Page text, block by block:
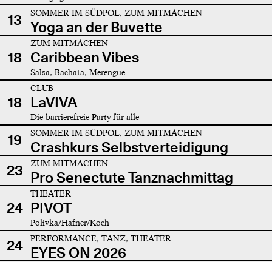
13 SOMMER IM SÜDPOL, ZUM MITMACHEN
Yoga an der Buvette
18
ZUM MITMACHEN
Caribbean Vibes
Salsa, Bachata, Merengue
18
CLUB
LaVIVA
Die barrierefreie Party für alle
19 SOMMER IM SÜDPOL, ZUM MITMACHEN
Crashkurs Selbstverteidigung
23
ZUM MITMACHEN
Pro Senectute Tanznachmittag
24
THEATER
PIVOT
Polivka/Hafner/Koch
24 PERFORMANCE, TANZ, THEATER
EYES ON 2026